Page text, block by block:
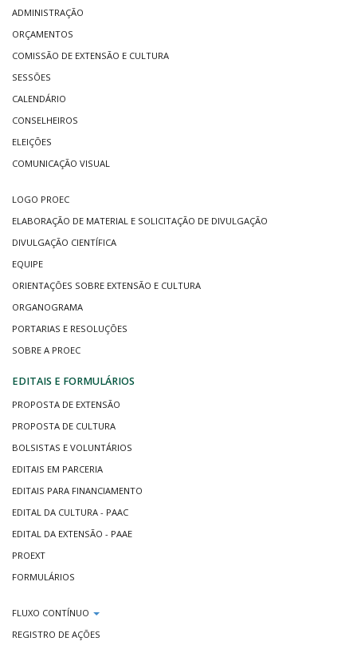
ADMINISTRAÇÃO
ORÇAMENTOS
COMISSÃO DE EXTENSÃO E CULTURA
SESSÕES
CALENDÁRIO
CONSELHEIROS
ELEIÇÕES
COMUNICAÇÃO VISUAL
LOGO PROEC
ELABORAÇÃO DE MATERIAL E SOLICITAÇÃO DE DIVULGAÇÃO
DIVULGAÇÃO CIENTÍFICA
EQUIPE
ORIENTAÇÕES SOBRE EXTENSÃO E CULTURA
ORGANOGRAMA
PORTARIAS E RESOLUÇÕES
SOBRE A PROEC
EDITAIS E FORMULÁRIOS
PROPOSTA DE EXTENSÃO
PROPOSTA DE CULTURA
BOLSISTAS E VOLUNTÁRIOS
EDITAIS EM PARCERIA
EDITAIS PARA FINANCIAMENTO
EDITAL DA CULTURA - PAAC
EDITAL DA EXTENSÃO - PAAE
PROEXT
FORMULÁRIOS
FLUXO CONTÍNUO
REGISTRO DE AÇÕES